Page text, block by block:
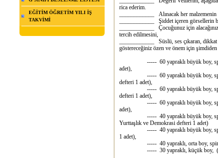
EĞİTİM ÖĞRETİM YILI İŞ
TAKVİMİ
rica ederim.
____________ Alınacak her malzemenin
____________ Şiddet içeren görsellerin
____________ Çocuğunuz için
tercih edilmesini,
____________ Süslü, ses çıkaran, dikkat
göstereceğiniz özen ve önem için
----- 60 yapraklı büyük boy,
adet),
----- 60 yapraklı büyük boy,
defteri 1 adet),
----- 60 yapraklı büyük boy,
defteri 1 adet),
----- 60 yapraklı büyük boy, spiralli,
adet),
----- 40 yapraklı büyük boy,
Yurttaşlık ve Demokrasi defteri 1 adet)
----- 40 yapraklı büyük boy,
1 adet),
----- 40 yapraklı, orta boy, spiralli,
----- 30 yapraklı, küçük boy,